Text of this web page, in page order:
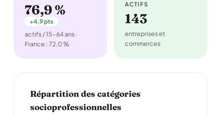
76,9 %
+4,9 pts
actifs / 15-64 ans ·
France : 72,0 %
ACTIFS
143
entreprises et
commerces
Répartition des catégories
socioprofessionnelles